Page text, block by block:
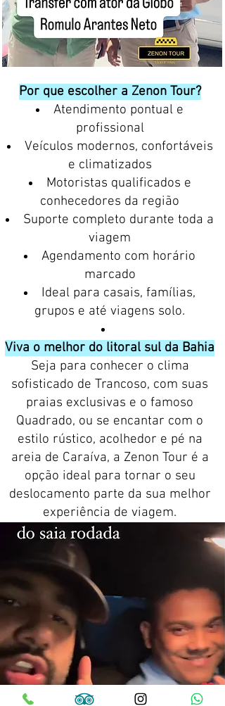
Por que escolher a Zenon Tour?
Atendimento pontual e
profissional
Veículos modernos, confortáveis
e climatizados
Motoristas qualificados e
conhecedores da região
Suporte completo durante toda a
viagem
Agendamento com horário
marcado
Ideal para casais, famílias,
grupos e até viagens solo.
Viva o melhor do litoral sul da Bahia
Seja para conhecer o clima
sofisticado de Trancoso, com suas
praias exclusivas e o famoso
Quadrado, ou se encantar com o
estilo rústico, acolhedor e pé na
areia de Caraíva, a Zenon Tour é a
opção ideal para tornar o seu
deslocamento parte da sua melhor
experiência de viagem.